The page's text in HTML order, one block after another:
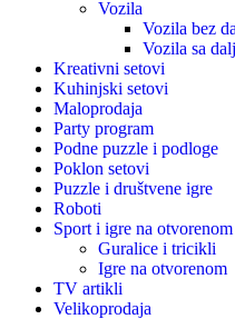
Vozila
Vozila bez
Vozila sa
Kreativni setovi
Kuhinjski setovi
Maloprodaja
Party program
Podne puzzle i podloge
Poklon setovi
Puzzle i društvene igre
Roboti
Sport i igre na otvorenom
Guralice i tricikli
Igre na otvorenom
TV artikli
Velikoprodaja